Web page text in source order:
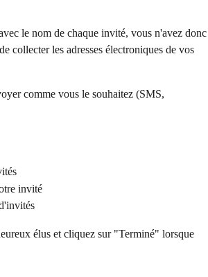
le nom de chaque invité, vous n'avez donc
collecter les adresses électroniques de vos
comme vous le souhaitez (SMS,
invité
élus et cliquez sur "Terminé" lorsque